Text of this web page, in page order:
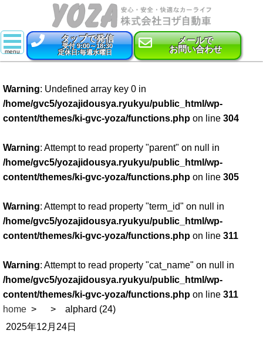
タップで発信
受付 9:00～18:30
定休日:毎週水曜日
メールで
お問い合わせ
新車
特選中古車
車検
点検・整備
コーティング
Warning: Undefined array key 0 in
/home/gvc5/yozajidousya.ryukyu/public_html/wp-
content/themes/ki-gvc-yoza/functions.php on line 304
Warning: Attempt to read property "parent" on null in
/home/gvc5/yozajidousya.ryukyu/public_html/wp-
content/themes/ki-gvc-yoza/functions.php on line 305
Warning: Attempt to read property "term_id" on null in
/home/gvc5/yozajidousya.ryukyu/public_html/wp-
content/themes/ki-gvc-yoza/functions.php on line 311
Warning: Attempt to read property "cat_name" on null in
/home/gvc5/yozajidousya.ryukyu/public_html/wp-
content/themes/ki-gvc-yoza/functions.php on line 311
home
alphard (24)
2025年12月24日